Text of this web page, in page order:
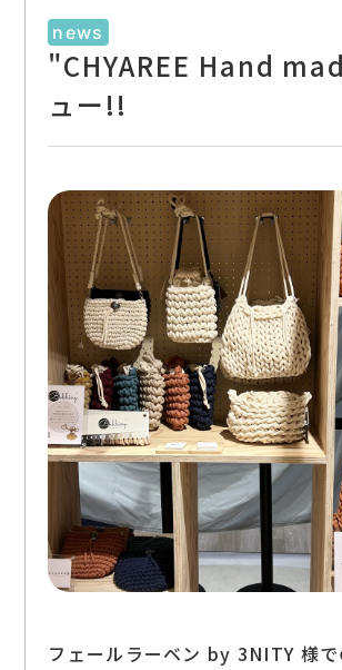
"CHYAREE Hand
ュー!!
news
フェールラーベン by 3NITY 様で